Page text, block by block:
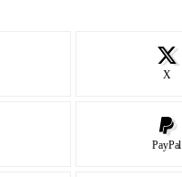
X
PayPal